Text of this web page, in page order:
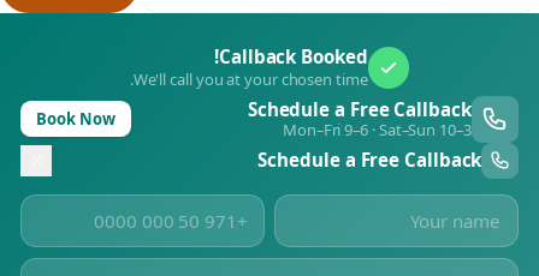
Callback Booked!
We'll call you at your chosen time.
Schedule a Free Callback
Mon–Fri 9–6 · Sat–Sun 10–3
Book Now
Schedule a Free Callback